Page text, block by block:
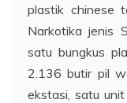
plastik chinese
Narkotika jenis
satu bungkus
2.136 butir pil
ekstasi, satu